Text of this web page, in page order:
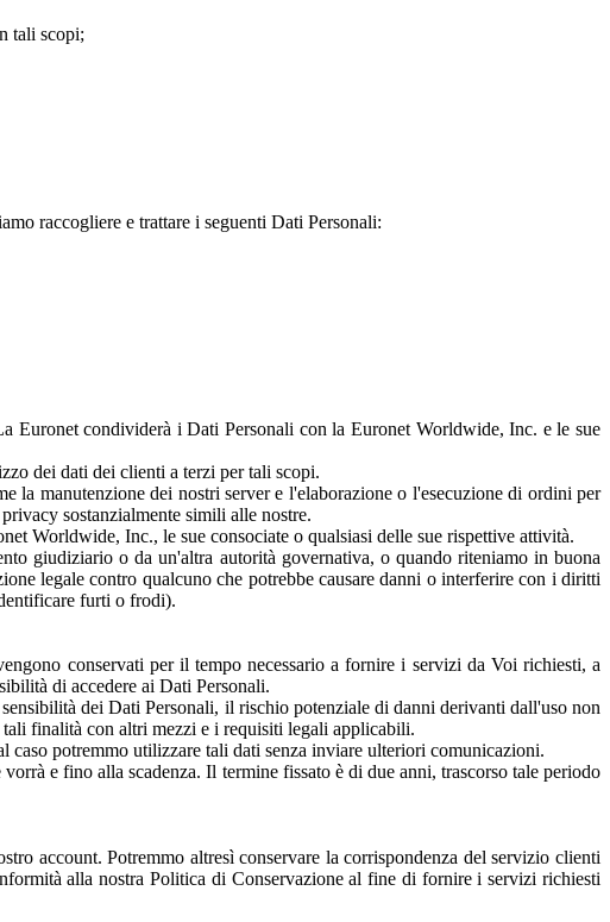
tali scopi;
raccogliere e trattare i seguenti Dati Personali:
Euronet condividerà i Dati Personali con la Euronet Worldwide, Inc. e le sue
dei dati dei clienti a terzi per tali scopi.
la manutenzione dei nostri server e l'elaborazione o l'esecuzione di ordini per
sostanzialmente simili alle nostre.
Worldwide, Inc., le sue consociate o qualsiasi delle sue rispettive attività.
giudiziario o da un'altra autorità governativa, o quando riteniamo in buona
legale contro qualcuno che potrebbe causare danni o interferire con i diritti
furti o frodi).
conservati per il tempo necessario a fornire i servizi da Voi richiesti, a
di accedere ai Dati Personali.
dei Dati Personali, il rischio potenziale di danni derivanti dall'uso non
finalità con altri mezzi e i requisiti legali applicabili.
caso potremmo utilizzare tali dati senza inviare ulteriori comunicazioni.
e fino alla scadenza. Il termine fissato è di due anni, trascorso tale periodo
account. Potremmo altresì conservare la corrispondenza del servizio clienti
alla nostra Politica di Conservazione al fine di fornire i servizi richiesti